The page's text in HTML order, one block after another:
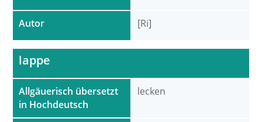
Autor [Ri]
Allgäuerisch übersetzt
in Hochdeutsch
lappe
lecken